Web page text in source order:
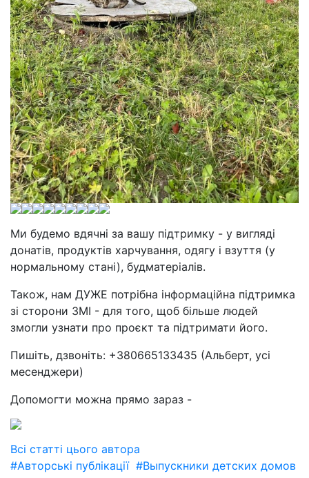
Ми будемо вдячні за вашу підтримку - у вигляді
донатів, продуктів харчування, одягу і взуття (у
нормальному стані), будматеріалів.
Також, нам ДУЖЕ потрібна інформаційна підтримка
зі сторони ЗМІ - для того, щоб більше людей
змогли узнати про проєкт та підтримати його.
Пишіть, дзвоніть: +380665133435 (Альберт, усі
месенджери)
Допомогти можна прямо зараз -
Всі статті цього автора
#Авторські публікації #Выпускники детских домов